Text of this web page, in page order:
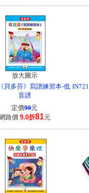
放大圖示
貝多芬》寫譜練習本-低
音譜
定價90元
路價 9.0折81元